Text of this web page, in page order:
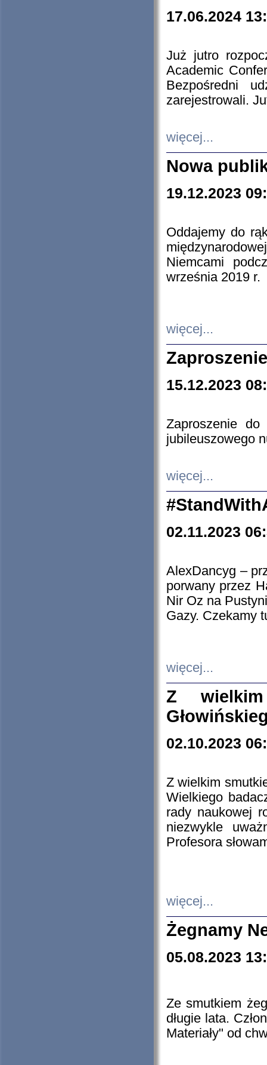
17.06.2024
Już jutro
Academic
Bezpośredni
zarejestrowali.
więcej...
Nowa
19.12.2023
Oddajemy do
Niemcami
września 2019 r.
więcej...
15.12.2023
Zaproszenie do
jubileuszowego
więcej...
02.11.2023
AlexDancyg –
porwany przez
Nir Oz na
Gazy. Czekamy
więcej...
Z
02.10.2023
Z wielkim
Wielkiego
rady naukowej
niezwykle
Profesora
więcej...
Żegnamy
05.08.2023
Ze smutkiem
długie lata.
Materiały" od